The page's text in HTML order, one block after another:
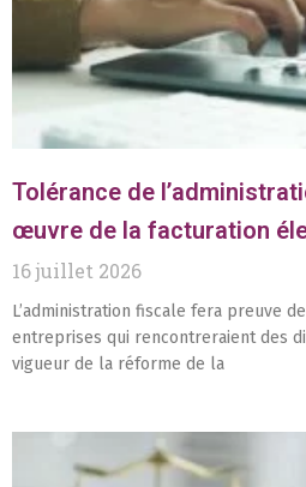
Tolérance de
œuvre de la facturation
16 juillet 2026
L’administration fiscale fera preuve
entreprises qui rencontreraient des
vigueur de la réforme de la